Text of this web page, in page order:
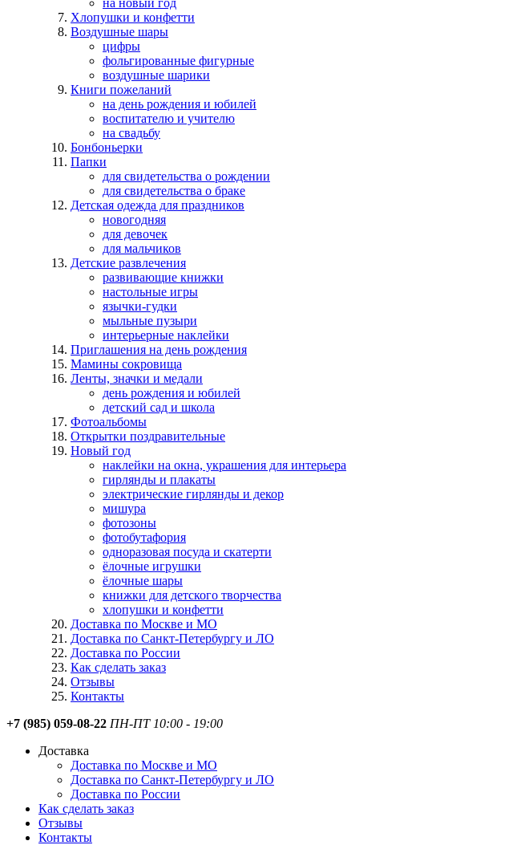
на новый год
Хлопушки и конфетти
Воздушные шары
цифры
фольгированные фигурные
воздушные шарики
Книги пожеланий
на день рождения и юбилей
воспитателю и учителю
на свадьбу
Бонбоньерки
Папки
для свидетельства о рождении
для свидетельства о браке
Детская одежда для праздников
новогодняя
для девочек
для мальчиков
Детские развлечения
развивающие книжки
настольные игры
язычки-гудки
мыльные пузыри
интерьерные наклейки
Приглашения на день рождения
Мамины сокровища
Ленты, значки и медали
день рождения и юбилей
детский сад и школа
Фотоальбомы
Открытки поздравительные
Новый год
наклейки на окна, украшения для интерьера
гирлянды и плакаты
электрические гирлянды и декор
мишура
фотозоны
фотобутафория
одноразовая посуда и скатерти
ёлочные игрушки
ёлочные шары
книжки для детского творчества
хлопушки и конфетти
Доставка по Москве и МО
Доставка по Санкт-Петербургу и ЛО
Доставка по России
Как сделать заказ
Отзывы
Контакты
+7 (985) 059-08-22 ПН-ПТ 10:00 - 19:00
Доставка
Доставка по Москве и МО
Доставка по Санкт-Петербургу и ЛО
Доставка по России
Как сделать заказ
Отзывы
Контакты